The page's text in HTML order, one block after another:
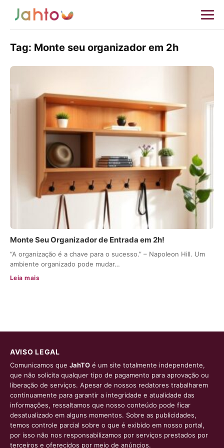
Tag: Monte seu organizador em 2h
Monte Seu Organizador de Entrada em 2h!
“A organização é a chave para o sucesso.” – Napoleon Hill. Um
ambiente organizado pode mudar…
Leia mais
AVISO LEGAL
Comunicamos que JahTO é um site totalmente independente,
que não solicita qualquer tipo de pagamento para aprovação ou
liberação de serviços. Apesar de nossos redatores trabalharem
continuamente para garantir a integridade e atualidade das
informações, ressaltamos que nosso conteúdo pode ficar
desatualizado em alguns momentos. Sobre as publicidades,
temos controle parcial sobre o que é exibido em nosso portal,
por isso não nos responsabilizamos por serviços prestados por
terceiros e oferecidos por meio de anúncios.